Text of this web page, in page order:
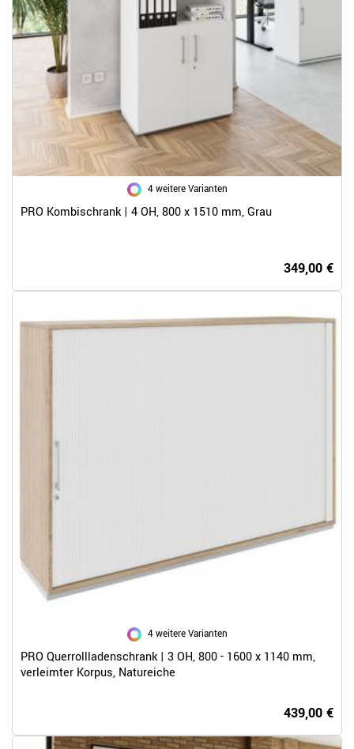
4 weitere Varianten
PRO Kombischrank | 4 OH, 800 x 1510 mm, Grau
349,00 €
4 weitere Varianten
PRO Querrollladenschrank | 3 OH, 800 - 1600 x 1140 mm,
verleimter Korpus, Natureiche
439,00 €